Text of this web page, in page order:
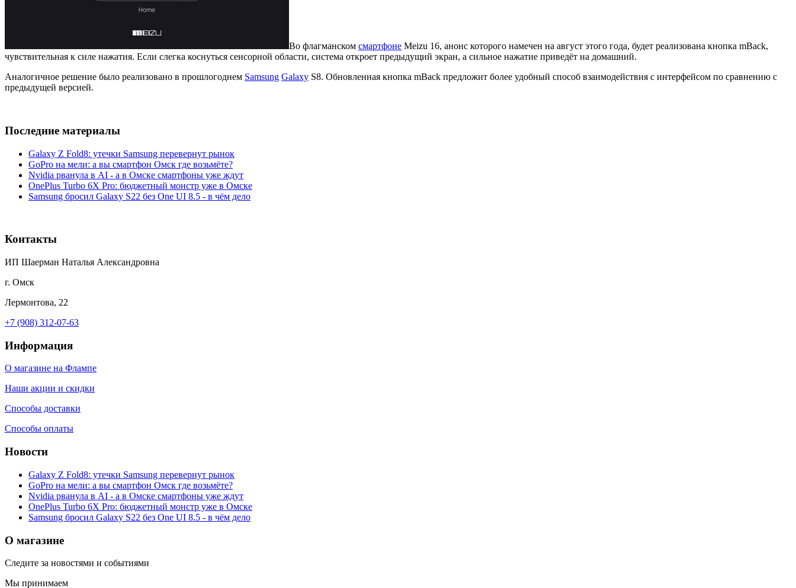
Во флагманском смартфоне Meizu 16, анонс которого намечен на август этого года, будет реализована кнопка mBack,
чувствительная к силе нажатия. Если слегка коснуться сенсорной области, система откроет предыдущий экран, а сильное нажатие приведёт на домашний.
Аналогичное решение было реализовано в прошлогоднем Samsung Galaxy S8. Обновленная кнопка mBack предложит более удобный способ взаимодействия с интерфейсом по сравнению с
предыдущей версией.
Последние материалы
Galaxy Z Fold8: утечки Samsung перевернут рынок
GoPro на мели: а вы смартфон Омск где возьмёте?
Nvidia рванула в AI - а в Омске смартфоны уже ждут
OnePlus Turbo 6X Pro: бюджетный монстр уже в Омске
Samsung бросил Galaxy S22 без One UI 8.5 - в чём дело
Контакты
ИП Шаерман Наталья Александровна
г. Омск
Лермонтова, 22
+7 (908) 312-07-63
Информация
О магазине на Флампе
Наши акции и скидки
Способы доставки
Способы оплаты
Новости
Galaxy Z Fold8: утечки Samsung перевернут рынок
GoPro на мели: а вы смартфон Омск где возьмёте?
Nvidia рванула в AI - а в Омске смартфоны уже ждут
OnePlus Turbo 6X Pro: бюджетный монстр уже в Омске
Samsung бросил Galaxy S22 без One UI 8.5 - в чём дело
О магазине
Следите за новостями и событиями
Мы принимаем